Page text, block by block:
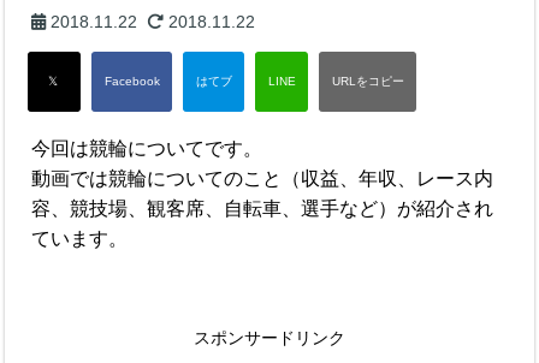
2018.11.22 2018.11.22
今回は競輪についてです。
動画では競輪についてのこと（収益、年収、レース内
容、競技場、観客席、自転車、選手など）が紹介され
ています。
スポンサードリンク